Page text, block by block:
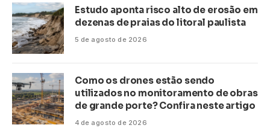
Estudo aponta risco alto de erosão em
dezenas de praias do litoral paulista
5 de agosto de 2026
Como os drones estão sendo
utilizados no monitoramento de obras
de grande porte? Confira neste artigo
4 de agosto de 2026